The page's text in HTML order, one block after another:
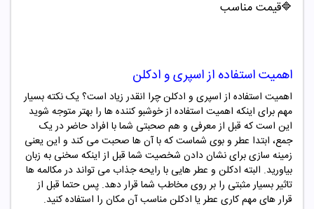
🔷قیمت مناسب
اهمیت استفاده از اسپری و ادکلن
اهمیت استفاده از اسپری و ادکلن چرا انقدر زیاد است؟ یک نکته بسیار
مهم برای اینکه اهمیت استفاده از خوشبو کننده ها را بهتر متوجه شوید
این است که قبل از معرفی و هم صحبتی شما با افراد حاضر در یک
جمع، ابتدا عطر و بوی شماست که با آن ها صحبت می کند و این یعنی
زمینه سازی برای نشان دادن شخصیت شما قبل از اینکه سخنی به زبان
بیاورید. البته ادکلن و عطر هایی با رایحه جذاب می تواند در مکالمه ها
تاثیر بسیار مثبتی را بر روی مخاطب شما قرار دهد. پس حتما قبل از
قرار های مهم کاری عطر یا ادکلن مناسب آن مکان را استفاده کنید.